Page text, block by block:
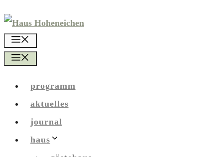
Zum
springen
programm
aktuelles
journal
haus